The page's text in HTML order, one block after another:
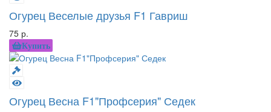
Огурец Веселые друзья F1 Гавриш
75 р.
Купить
Огурец Весна F1"Профсерия" Седек